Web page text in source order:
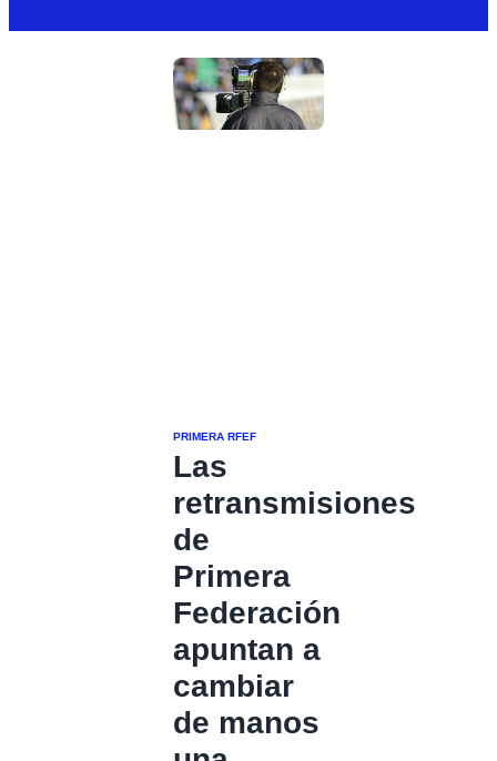
PRIMERA RFEF
Las
retransmisiones
de
Primera
Federación
apuntan a
cambiar
de manos